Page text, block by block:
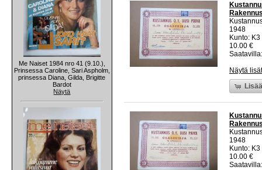
Me Naiset 1984 nro 41 (9.10.),
Prinsessa Caroline, Sari Aspholm,
prinsessa Diana, Gilda, Brigitte
Bardot
Näytä
1948
Kunto:
10.00 €
Näytä
1948
Kunto:
10.00 €